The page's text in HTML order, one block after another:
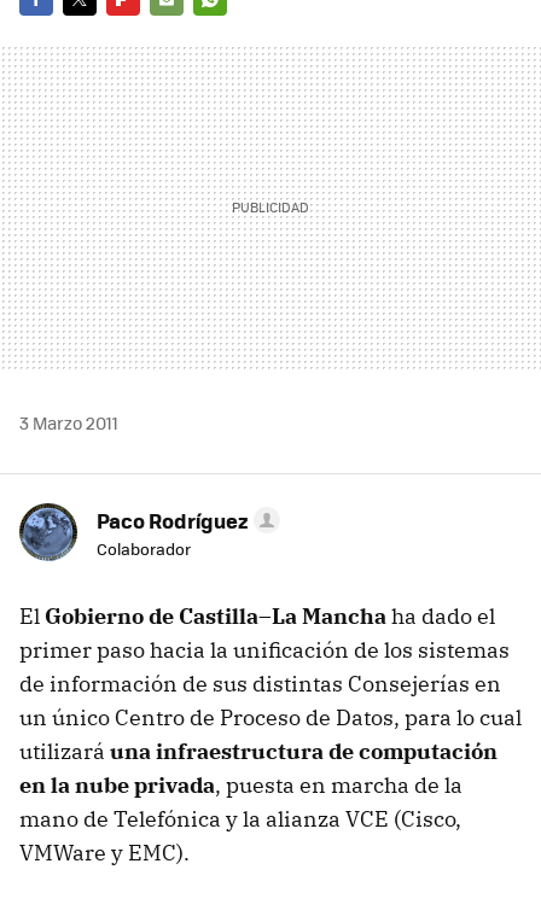
MAIL
3 Marzo 2011
Paco Rodríguez
Colaborador
El Gobierno de Castilla–La Manchaha dado el
primer paso hacia la unificación de los sistemas
de información de sus distintas Consejerías en
un único Centro de Proceso de Datos, para lo cual
utilizará una infraestructura de computación
en la nube privada, puesta en marcha de la
mano de Telefónica y la alianza VCE (Cisco,
VMWare y EMC).